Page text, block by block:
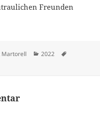
Freunden
Martorell Kategorien
2022